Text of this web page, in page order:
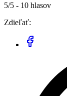
5/5 - 10 hlasov
Zdieľať: